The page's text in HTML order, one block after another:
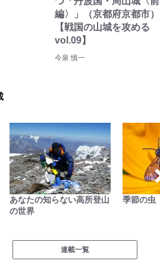
編〉」（京都府京都市）
【戦国の山城を攻める
vol.09】
今泉 慎一
あなたの知らない高所登山
の世界
季節の虫
連載一覧